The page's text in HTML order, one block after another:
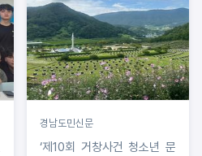
경남도민신문
‘제10회 거창사건 청소년 문